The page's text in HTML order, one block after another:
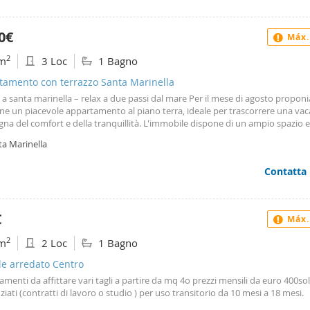
2 3 Loc 1 Bagno
con terrazzo Santa Marinella
santa marinella – relax a due passi dal mare Per il mese di agosto
un piacevole appartamento al piano terra, ideale per trascorrere una
del comfort e della tranquillità. L'immobile dispone di un ampio spazio
con pavimentazione nuova, ospita una comoda zona pranzo e cena,
soggiorno con angolo cottura e divano letto, una camera matrimoniale,
zanzariere e inferriate su tutti gli infissi, offrendo comfort e
gode di un pratico doppio accesso, sia direttamente dal giardino
è inserito in una graziosa palazzina in cortina recentemente
composta da soli 10 appartamenti, in un contesto riservato e
senza il disturbo del passaggio dei treni. A 5 minuti a piedi dal mare e dalla
del treno. La soluzione ideale per chi desidera vivere l'estate a Santa
Marinella
Contatta
2 2 Loc 1 Bagno
arredato Centro
da affittare vari tagli a partire da mq 4o prezzi mensili da euro
(contratti di lavoro o studio ) per uso transitorio da 10 mesi a 18 mesi.